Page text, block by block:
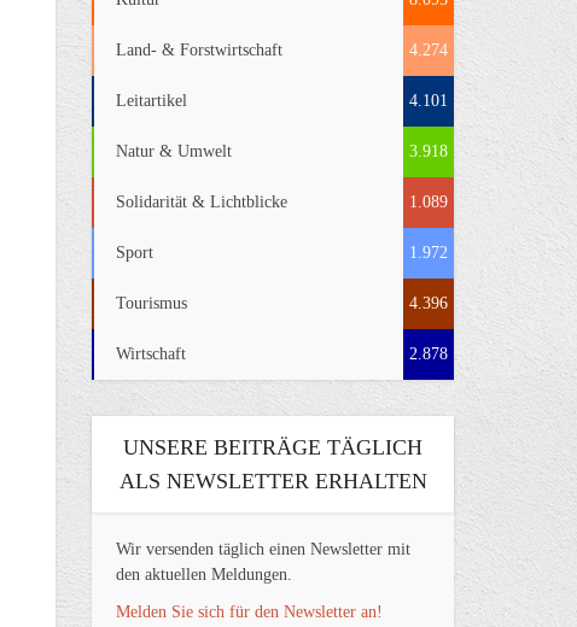
Land- & Forstwirtschaft 4.274
Leitartikel 4.101
Natur & Umwelt 3.918
Solidarität & Lichtblicke 1.089
Sport 1.972
Tourismus 4.396
Wirtschaft 2.878
UNSERE BEITRÄGE TÄGLICH
ALS NEWSLETTER ERHALTEN
Wir versenden täglich einen Newsletter mit
den aktuellen Meldungen.
Melden Sie sich für den Newsletter an!